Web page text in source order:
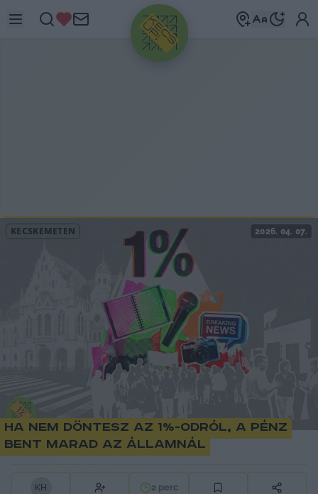
HIRDETÉS
KECSKEMÉTEN 2026. 04. 07.
Ha nem döntesz az 1%-odról, a pénz
bent marad az államnál
KH 2 perc